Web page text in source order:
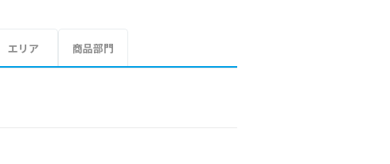
エリア 商品部門